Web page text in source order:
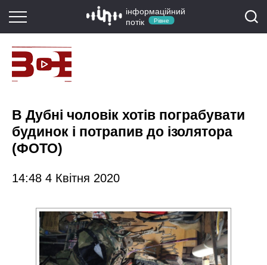
інформаційний
потік
Рівне
В Дубні чоловік хотів пограбувати
будинок і потрапив до ізолятора
(ФОТО)
14:48 4 Квітня 2020